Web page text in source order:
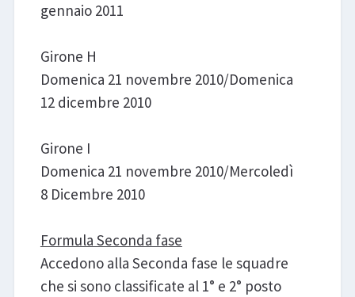
gennaio 2011
Girone H
Domenica 21 novembre 2010/Domenica
12 dicembre 2010
Girone I
Domenica 21 novembre 2010/Mercoledì
8 Dicembre 2010
Formula Seconda fase
Accedono alla Seconda fase le squadre
che si sono classificate al 1° e 2° posto